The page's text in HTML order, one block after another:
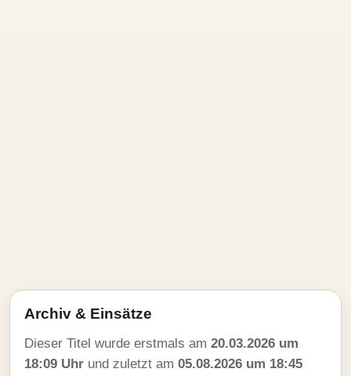
Archiv & Einsätze
Dieser Titel wurde erstmals am 20.03.2026 um
18:09 Uhr und zuletzt am 05.08.2026 um 18:45